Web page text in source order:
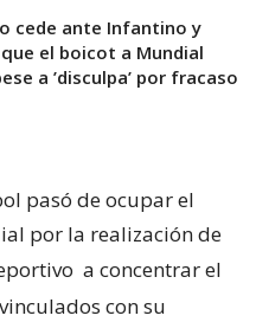
cede ante Infantino y
el boicot a Mundial
a ’disculpa’ por fracaso
pasó de ocupar el
por la realización de
a concentrar el
con su